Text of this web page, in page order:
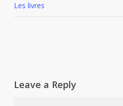
Les livres
Leave a Reply